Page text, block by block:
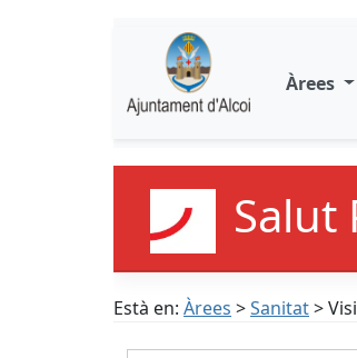
Àrees
Salut
Està en: Àrees >Sanitat>